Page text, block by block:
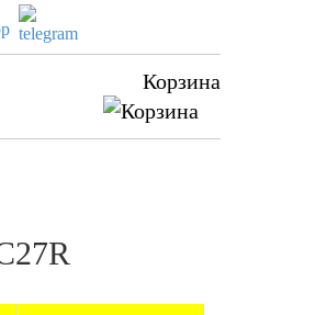
Корзина